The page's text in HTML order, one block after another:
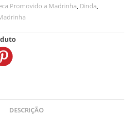
Promovido a Madrinha, Dinda,
DESCRIÇÃO